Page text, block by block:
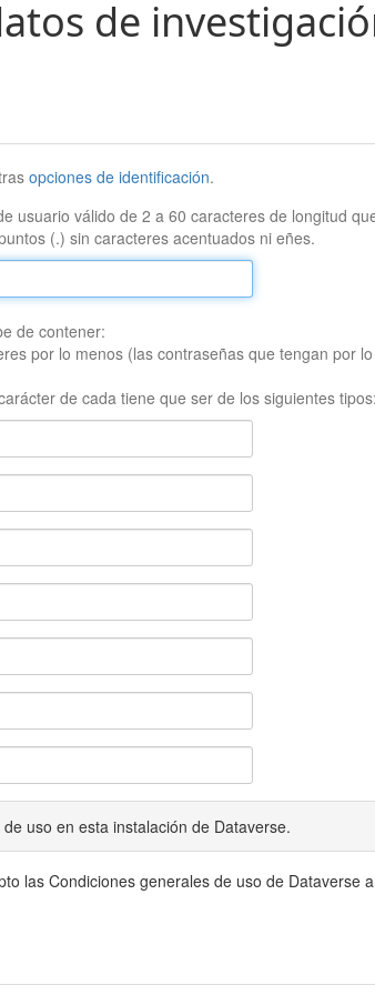
de
opciones de identificación.
usuario válido de 2 a 60 caracteres de longitud
(.) sin caracteres acentuados ni eñes.
de contener:
por lo menos (las contraseñas que tengan por
de cada tiene que ser de los siguientes
uso en esta instalación de Dataverse.
las Condiciones generales de uso de Dataverse